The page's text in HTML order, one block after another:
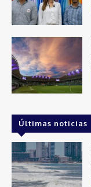
Últimas noticias